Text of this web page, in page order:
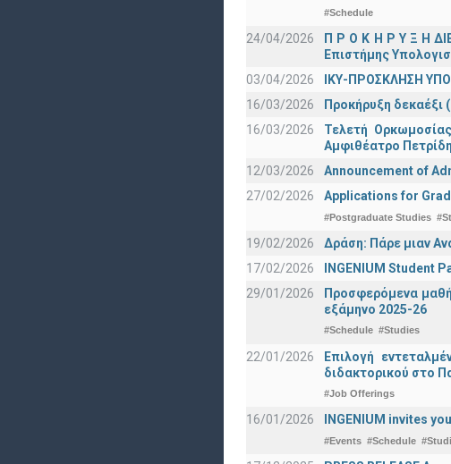
#Schedule
24/04/2026
Π Ρ Ο Κ Η Ρ Υ Ξ Η
Επιστήμης
03/04/2026
ΙΚΥ-ΠΡΟΣΚΛΗΣΗ
16/03/2026
Προκήρυξη
16/03/2026
Τελετή
Αμφιθέατρο
12/03/2026
Announcement of
27/02/2026
Applications for
#Postgraduate Studies
19/02/2026
Δράση: Πάρε μιαν
17/02/2026
INGENIUM Student
29/01/2026
Προσφερόμενα
εξάμηνο 2025-26
#Schedule #Studies
22/01/2026
Επιλογή
διδακτορικού στο
#Job Offerings
16/01/2026 INGENIUM invites
#Events #Schedule